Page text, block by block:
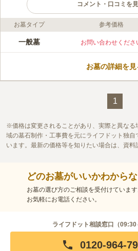
コメント・口コミを
ライフドット編集部のコメント
伊丹市の住宅地にある、古くから
置されているため、スッキリとし
にあったと記憶しています。回りに店があっ
お墓タイプ 参考価格
一般墓 お問い合わせくださ
お墓の詳細を見
1
価格は変更されることがあり、実際と異な
域の墓石制作・工事費を元にライフドット独
います。最新の価格等を知りたい場合は、資料
どのお墓がいいかわから
お墓の選び方のご相談を受付けています
お気軽にお電話ください。
ライフドット相談窓口（09:30
0120-964-